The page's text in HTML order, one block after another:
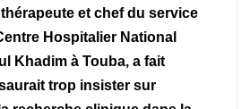
et chef du service
Hospitalier National
Khadim à Touba, a fait
trop insister sur